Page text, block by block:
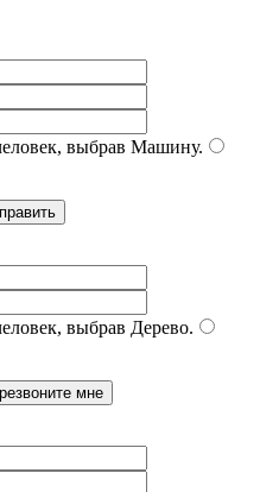
выбрав Машину.
выбрав Дерево.